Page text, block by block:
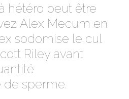
hétéro peut être
Alex Mecum en
sodomise le cul
Riley avant
de sperme.